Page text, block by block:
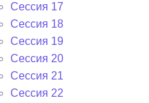
Сессия 17
Сессия 18
Сессия 19
Сессия 20
Сессия 21
Сессия 22